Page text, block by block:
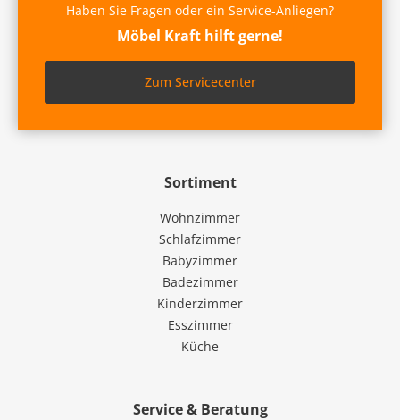
Sortiment
Wohnzimmer
Schlafzimmer
Babyzimmer
Badezimmer
Kinderzimmer
Esszimmer
Küche
Service & Beratung
Haben Sie Fragen oder ein Service-Anliegen?
Möbel Kraft hilft gerne!
Zum Servicecenter